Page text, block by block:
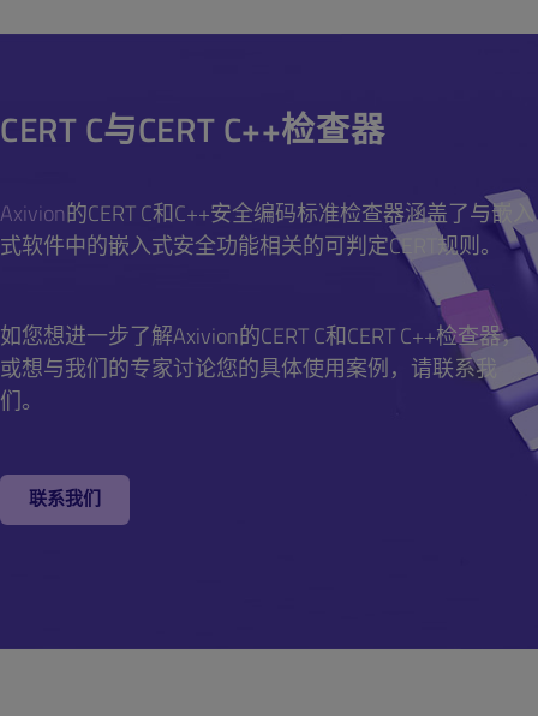
Your role
Country*
Business Email*
Phone Number
use case)
process and store your personal information according
Company Name*
Your role
Country*
Your message (please provide details about your
CERT C与CERT C++检查器
Axivion的CERT C和C++安全编码标准检查器涵盖了与嵌入
式软件中的嵌入式安全功能相关的可判定CERT规则。
如您想进一步了解Axivion的CERT C和CERT C++检查器，
或想与我们的专家讨论您的具体使用案例，请联系我
们。
联系我们